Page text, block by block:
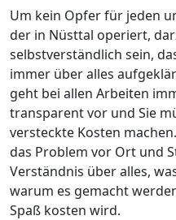
Um kein Opfer für jeden
der in Nüsttal operiert,
selbstverständlich sein,
immer über alles
geht bei allen Arbeiten
transparent vor und Sie
versteckte Kosten
das Problem vor Ort und
Verständnis über alles,
warum es gemacht
Spaß kosten wird.